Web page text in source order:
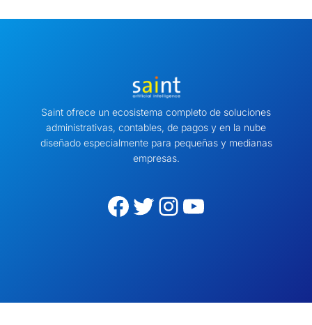
Saint ofrece un ecosistema completo de soluciones
administrativas, contables, de pagos y en la nube
diseñado especialmente para pequeñas y medianas
empresas.
Facebook Twitter Instagram YouTube